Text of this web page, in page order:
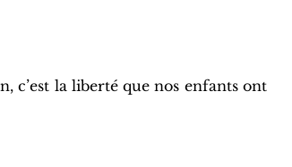
c’est la liberté que nos enfants ont